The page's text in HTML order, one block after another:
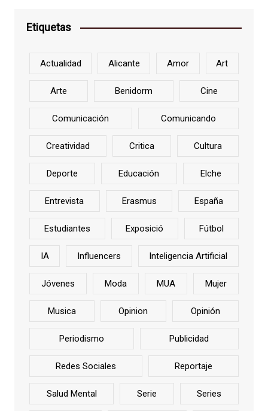
Etiquetas
Actualidad Alicante Amor Art
Arte Benidorm Cine
Comunicación Comunicando
Creatividad Critica Cultura
Deporte Educación Elche
Entrevista Erasmus España
Estudiantes Exposició Fútbol
IA Influencers Inteligencia Artificial
Jóvenes Moda MUA Mujer
Musica Opinion Opinión
Periodismo Publicidad
Redes Sociales Reportaje
Salud Mental Serie Series